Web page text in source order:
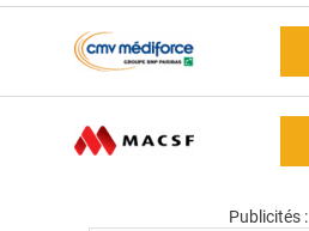
Publicités :